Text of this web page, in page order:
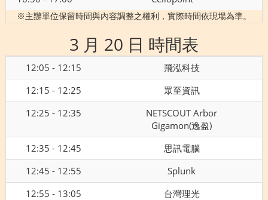
※主辦單位保留時間與內容調整之權利，實際時間依現場為準。
3 月 20 日 時間表
12:05 - 12:15
飛泓科技
12:15 - 12:25
眾至資訊
12:25 - 12:35
NETSCOUT Arbor
Gigamon(逸盈)
12:35 - 12:45
思訊電腦
12:45 - 12:55
Splunk
12:55 - 13:05
台灣理光